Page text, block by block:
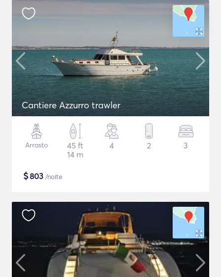
Cantiere Azzurro trawler
Arrasto
45 ft
14 m
4 2 3
$803 /noite